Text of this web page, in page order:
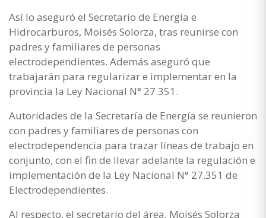
Así lo aseguró el Secretario de Energía e
Hidrocarburos, Moisés Solorza, tras reunirse con
padres y familiares de personas
electrodependientes. Además aseguró que
trabajarán para regularizar e implementar en la
provincia la Ley Nacional N° 27.351.
Autoridades de la Secretaría de Energía se reunieron
con padres y familiares de personas con
electrodependencia para trazar líneas de trabajo en
conjunto, con el fin de llevar adelante la regulación e
implementación de la Ley Nacional N° 27.351 de
Electrodependientes.
Al respecto, el secretario del área, Moisés Solorza